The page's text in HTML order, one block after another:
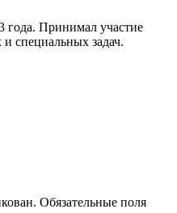
года. Принимал участие
специальных задач.
Обязательные поля